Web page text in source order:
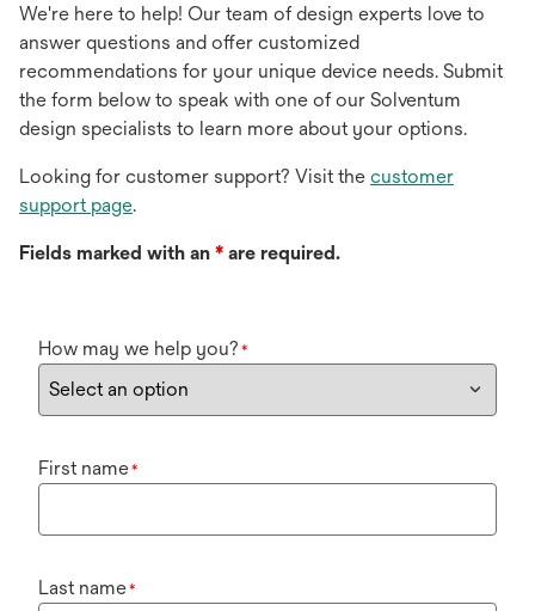
We're here to help! Our team of design experts love to
answer questions and offer customized
recommendations for your unique device needs. Submit
the form below to speak with one of our Solventum
design specialists to learn more about your options.
Looking for customer support? Visit the customer
support page.
Fields marked with an * are required.
How may we help you? *
First name*
Last name*